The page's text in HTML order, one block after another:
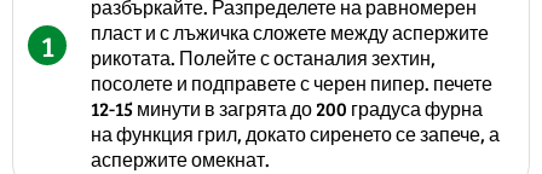
1
разбъркайте. Разпределете на равномерен
пласт и с лъжичка сложете между аспержите
рикотата. Полейте с останалия зехтин,
посолете и подправете с черен пипер. печете
12-15 минути в загрята до 200 градуса фурна
на функция грил, докато сиренето се запече, а
аспержите омекнат.